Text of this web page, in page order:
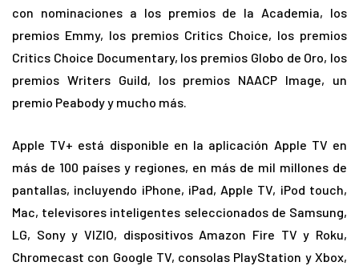
con nominaciones a los premios de la Academia, los
premios Emmy, los premios Critics Choice, los premios
Critics Choice Documentary, los premios Globo de Oro, los
premios Writers Guild, los premios NAACP Image, un
premio Peabody y mucho más.
Apple TV+ está disponible en la aplicación Apple TV en
más de 100 países y regiones, en más de mil millones de
pantallas, incluyendo iPhone, iPad, Apple TV, iPod touch,
Mac, televisores inteligentes seleccionados de Samsung,
LG, Sony y VIZIO, dispositivos Amazon Fire TV y Roku,
Chromecast con Google TV, consolas PlayStation y Xbox,